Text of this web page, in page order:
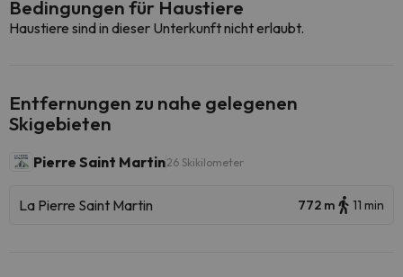
Bedingungen für Haustiere
Haustiere sind in dieser Unterkunft nicht erlaubt.
Entfernungen zu nahe gelegenen
Skigebieten
Pierre Saint Martin26 Skikilometer
La Pierre Saint Martin 772 m 11 min